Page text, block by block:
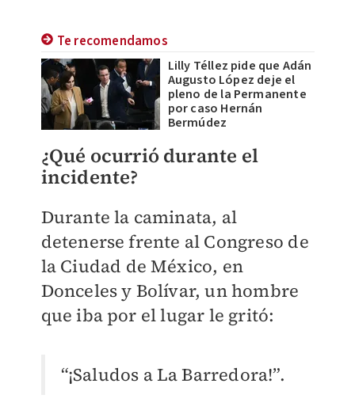
Te recomendamos
Lilly Téllez pide que Adán
Augusto López deje el
pleno de la Permanente
por caso Hernán
Bermúdez
¿Qué ocurrió durante el
incidente?
Durante la caminata, al
detenerse frente al Congreso de
la Ciudad de México, en
Donceles y Bolívar, un hombre
que iba por el lugar le gritó:
“¡Saludos a La Barredora!”.